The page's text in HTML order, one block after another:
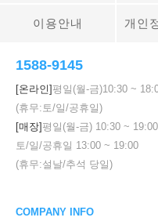
이용안내 개인
1588-9145
[온라인]평일(월-금)10:30 ~
(휴무:토/일/공휴일)
[매장]평일(월-금) 10:30 ~ 19:00
토/일/공휴일 13:00 ~ 19:00
(휴무:설날/추석 당일)
COMPANY INFO